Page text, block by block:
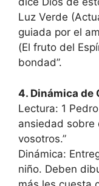
Luz Verde
guiada por el
(El fruto del
bondad”.
4. Dinámica de
Lectura: 1
ansiedad sobre
vosotros.”
Dinámica:
niño. Deben